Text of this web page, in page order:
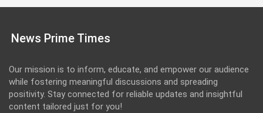
News Prime Times
Our mission is to inform, educate, and empower our audience
while fostering meaningful discussions and spreading
positivity. Stay connected for reliable updates and insightful
content tailored just for you!